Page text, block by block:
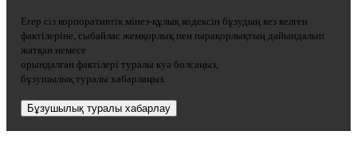
Егер сіз корпоративтік мінез-құлық кодексін бұзудың кез келген
фактілеріне, сыбайлас жемқорлық пен парақорлықтың дайындалып
жатқан немесе
орындалған фактілері туралы куә болсаңыз,
бұзушылық туралы хабарлаңыз.
Бұзушылық туралы хабарлау